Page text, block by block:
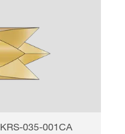
KRS-035-001CA